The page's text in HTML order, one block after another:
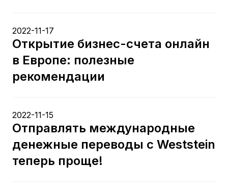
2022-11-17
Открытие бизнес-счета онлайн
в Европе: полезные
рекомендации
2022-11-15
Отправлять международные
денежные переводы с Weststein
теперь проще!